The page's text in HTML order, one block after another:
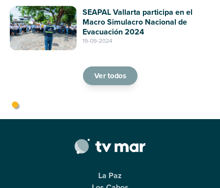
como un espacio de arte y cultura en
Puerto Vallarta
SEAPAL Vallarta participa en el
Macro Simulacro Nacional de
Evacuación 2024
19-09-2024
Ver todos
La Paz